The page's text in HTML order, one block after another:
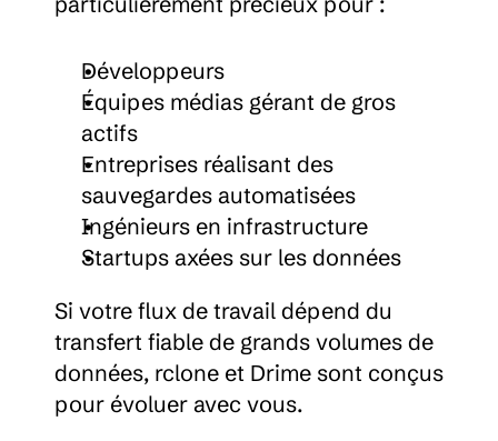
Développeurs
Équipes médias gérant de gros
actifs
Entreprises réalisant des
sauvegardes automatisées
Ingénieurs en infrastructure
Startups axées sur les données
Si votre flux de travail dépend du
transfert fiable de grands volumes de
données, rclone et Drime sont conçus
pour évoluer avec vous.